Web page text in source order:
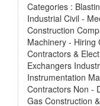
Categories :
Industrial Civil -
Construction
Machinery - Hiring
Contractors &
Exchangers
Instrumentation
Contractors Non -
Gas Construction